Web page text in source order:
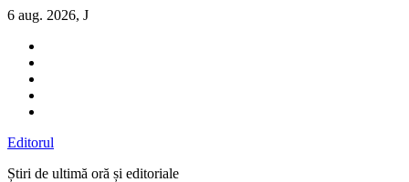
Sari
conținut
6 aug. 2026, J
Editorul
Știri de ultimă oră și editoriale